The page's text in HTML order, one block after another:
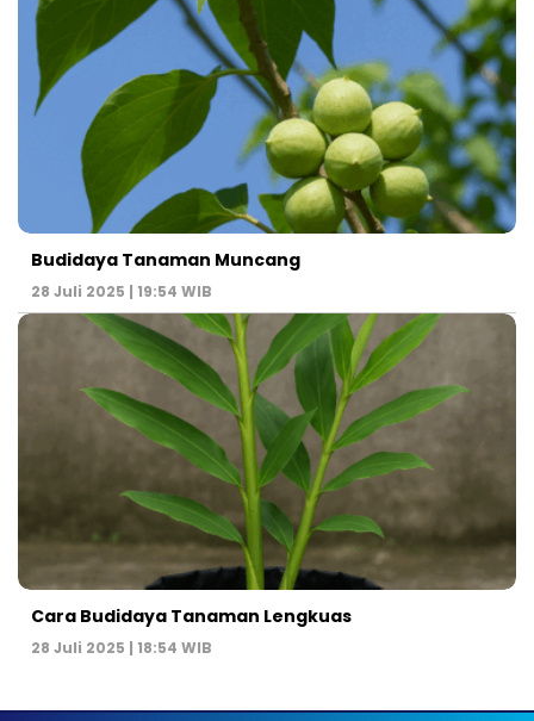
Budidaya Tanaman Muncang
28 Juli 2025 | 19:54 WIB
Cara Budidaya Tanaman Lengkuas
28 Juli 2025 | 18:54 WIB